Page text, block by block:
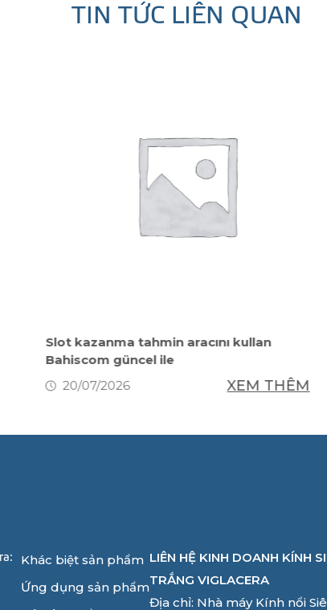
TIN TỨC LIÊN QUAN
Slot kazanma tahmin aracını kullan
Bahiscom güncel ile
20/07/2026
XEM THÊM
Khác biệt sản phẩm
Ứng dụng sản phẩm
LIÊN HỆ KINH DOANH KÍNH
TRẮNG VIGLACERA
Địa chỉ: Nhà máy Kính nổi